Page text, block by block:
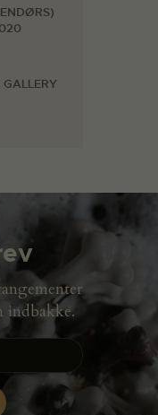
indbakke.